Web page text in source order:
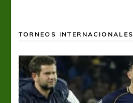
TORNEOS INTERNACIONALES